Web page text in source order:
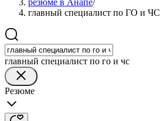
резюме в Анапе/
главный специалист по ГО и ЧС
главный специалист по го и чс
Резюме